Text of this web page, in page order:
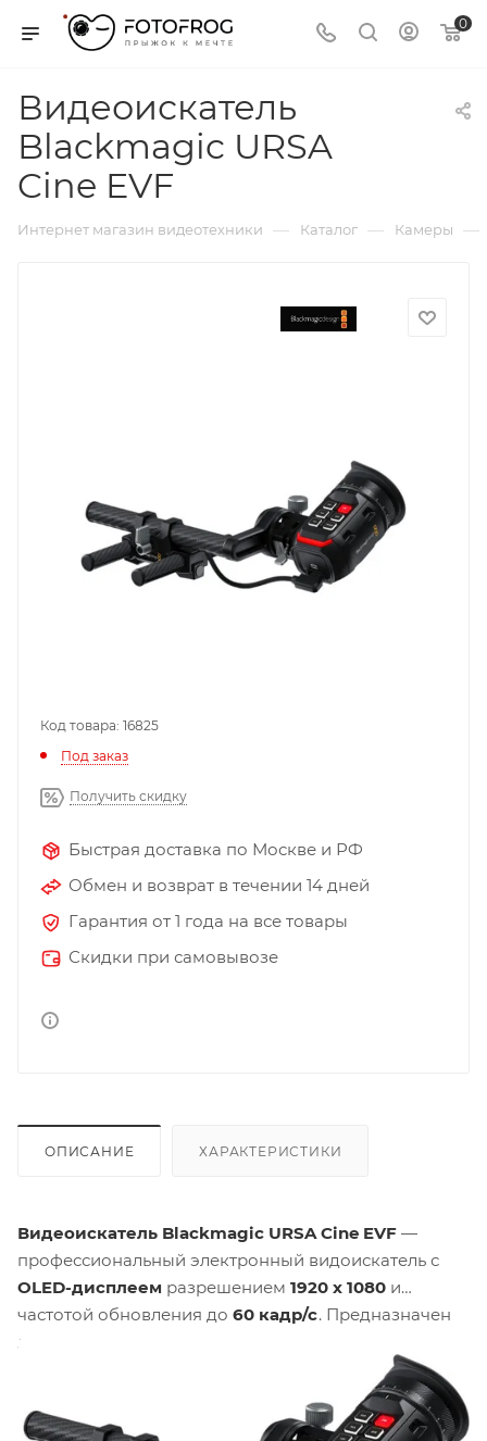
0
Видеоискатель
Blackmagic URSA
Cine EVF
Интернет магазин видеотехники — Каталог — Камеры —
Код товара: 16825
Под заказ
Получить скидку
Быстрая доставка по Москве и РФ
Обмен и возврат в течении 14 дней
Гарантия от 1 года на все товары
Скидки при самовывозе
ОПИСАНИЕ ХАРАКТЕРИСТИКИ
Видеоискатель Blackmagic URSA Cine EVF —
профессиональный электронный видоискатель с
OLED-дисплеем разрешением 1920 x 1080 и
частотой обновления до 60 кадр/с. Предназначен
для камер URSA Cine 12K и PYXIS 6K. Обеспечивает
чёткое изображение в любых условиях съёмки
датчику приближения, 4-
элементной диоптрийной регулировкеи